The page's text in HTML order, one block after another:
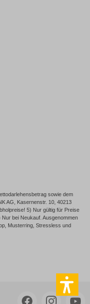
sowie dem
AG, Kasernenstr. 10, 40213
5) Nur gültig für Preise
bei Neukauf. Ausgenommen
Musterring, Stressless und